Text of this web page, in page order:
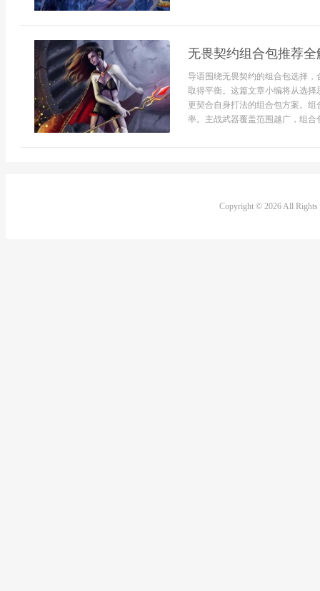
无畏契约组合包推荐全
导语围绕无畏契约的组合包选择
取得平衡。这篇文章小编将从选
更契合自身打法的组合包方案。
率。主战武器覆盖范围越广，组
Copyright © 2026 All